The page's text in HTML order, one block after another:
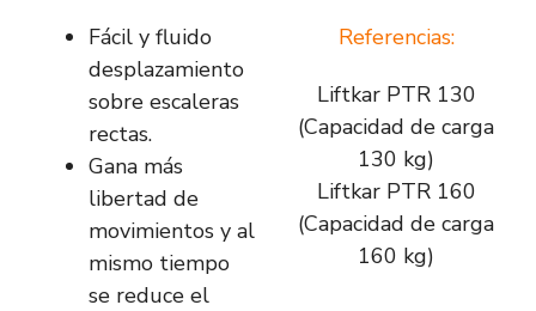
Fácil y fluido
desplazamiento
sobre escaleras
rectas.
Gana más
libertad de
movimientos y al
mismo tiempo
se reduce el
Referencias:
Liftkar PTR 130
(Capacidad de carga
130 kg)
Liftkar PTR 160
(Capacidad de carga
160 kg)